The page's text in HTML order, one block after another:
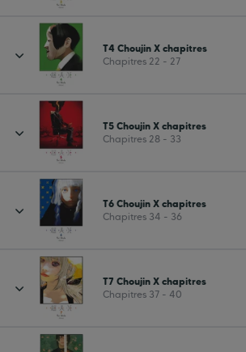
T4 Choujin X chapitres
Chapitres 22 - 27
T5 Choujin X chapitres
Chapitres 28 - 33
T6 Choujin X chapitres
Chapitres 34 - 36
T7 Choujin X chapitres
Chapitres 37 - 40